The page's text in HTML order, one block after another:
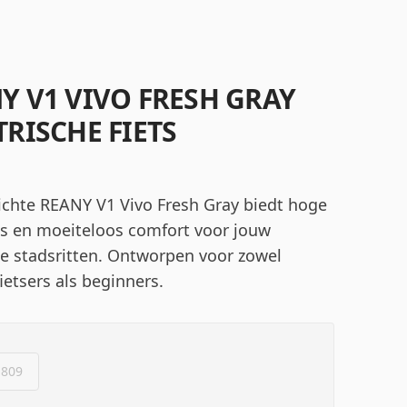
V1 VIVO FRESH GRAY
FIETS
REANY V1 Vivo Fresh Gray biedt hoge
en moeiteloos comfort voor jouw
stadsritten. Ontworpen voor zowel
als beginners.